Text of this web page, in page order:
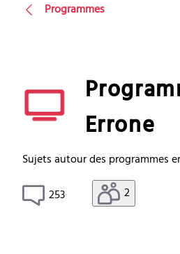
Programmes
Errone
Sujets autour des programmes
253
2